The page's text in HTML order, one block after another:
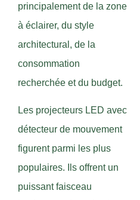
principalement de la zone
à éclairer, du style
architectural, de la
consommation
recherchée et du budget.
Les projecteurs LED avec
détecteur de mouvement
figurent parmi les plus
populaires. Ils offrent un
puissant faisceau